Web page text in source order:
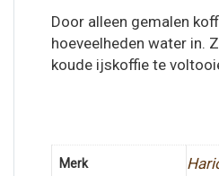
Door alleen gemalen
hoeveelheden water in.
koude ijskoffie te
Merk